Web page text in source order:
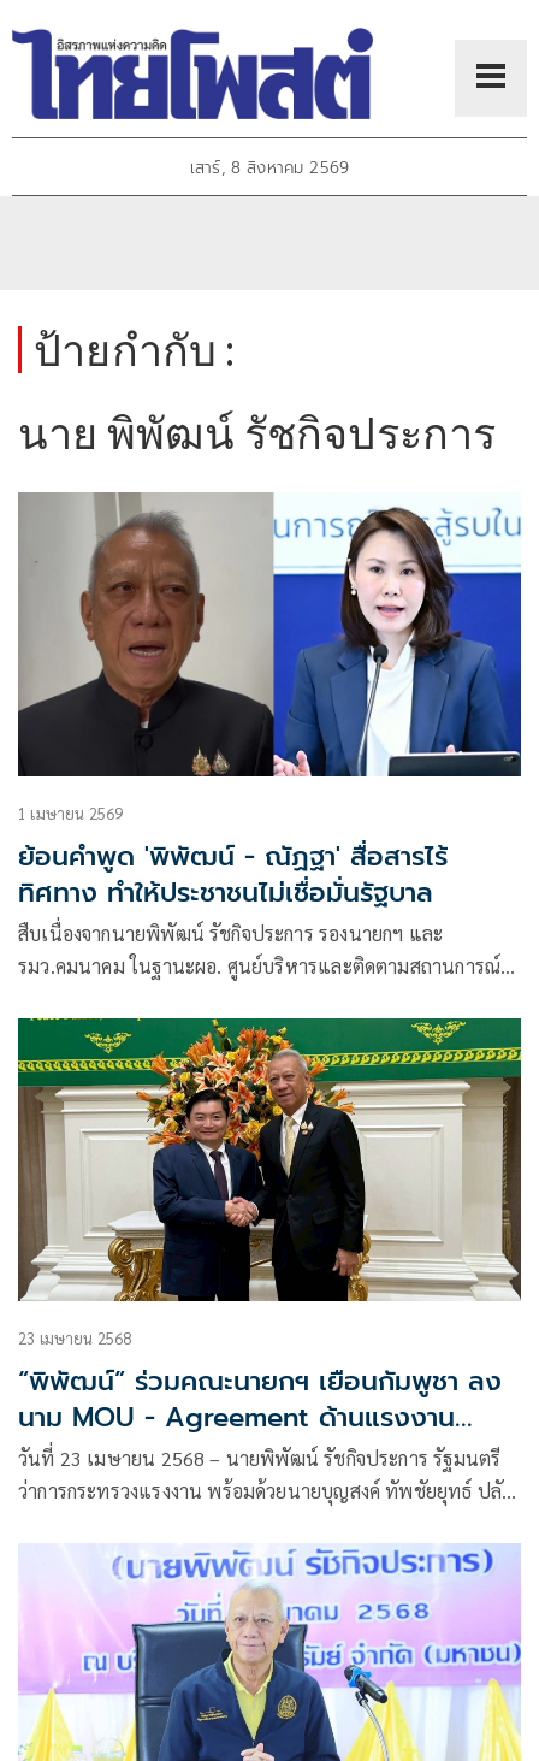
เสาร์, 8 สิงหาคม 2569
ป้ายกำกับ :
นาย พิพัฒน์ รัชกิจประการ
1 เมษายน 2569
ย้อนคำพูด 'พิพัฒน์ - ณัฏฐา' สื่อสารไร้
ทิศทาง ทำให้ประชาชนไม่เชื่อมั่นรัฐบาล
สืบเนื่องจากนายพิพัฒน์ รัชกิจประการ รองนายกฯ และ
รมว.คมนาคม ในฐานะผอ. ศูนย์บริหารและติดตามสถานการณ์
23 เมษายน 2568
“พิพัฒน์” ร่วมคณะนายกฯ เยือนกัมพูชา ลง
นาม MOU - Agreement ด้านแรงงาน
สร้างระบบจ้างงานที่เป็นธรรม คุ้มครองสิทธิ
แรงงานทั้งสองประเทศ
วันที่ 23 เมษายน 2568 – นายพิพัฒน์ รัชกิจประการ รัฐมนตรี
ว่าการกระทรวงแรงงาน พร้อมด้วยนายบุญสงค์ ทัพชัยยุทธ์ ปลัด
นางสาวแพทองธาร ชินวัตร นายกรัฐมนตรี